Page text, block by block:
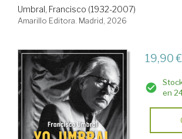
Umbral, Francisco (1932-2007)
Amarillo Editora. Madrid, 2026
19,90 €
en